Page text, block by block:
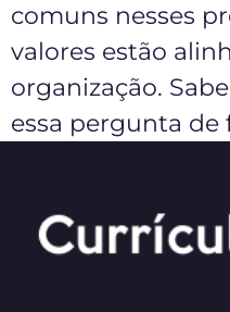
comuns nesses
valores estão
organização.
essa pergunta de